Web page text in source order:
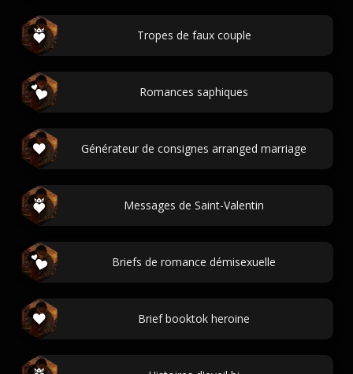
Tropes de faux couple
Romances saphiques
Générateur de consignes arranged marriage
Messages de Saint-Valentin
Briefs de romance démisexuelle
Brief booktok heroine